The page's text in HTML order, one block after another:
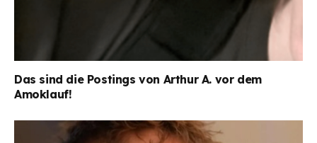
Das sind die Postings von Arthur A. vor dem
Amoklauf!